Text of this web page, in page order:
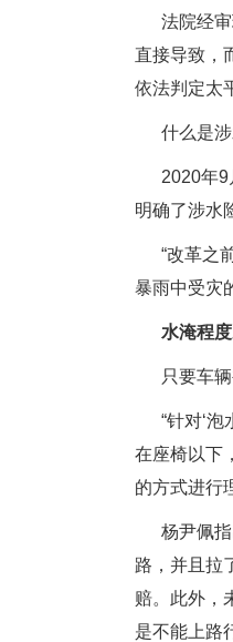
法院经
直接导致，
依法判定太
什么是
2020年9
明确了涉水
“改革之
暴雨中受灾
水淹程
只要车
“针对‘
在座椅以下
的方式进行
杨尹佩
路，并且拉
赔。此外，
是不能上路